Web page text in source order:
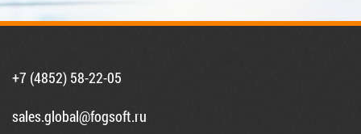
+7 (4852) 58-22-05
sales.global@fogsoft.ru